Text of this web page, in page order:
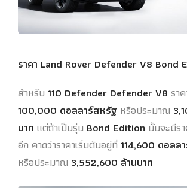
ราคา Land Rover Defender V8 Bond
สำหรับ 110 Defender Defender V8 รา
100,000 ดอลลาร์สหรัฐ หรือประมาณ
บาท แต่ถ้าเป็นรุ่น Bond Edition นั้นจะมีร
อีก คาดว่าราคาเริ่มต้นอยู่ที่ 114,600 ดอลล
หรือประมาณ 3,552,600 ล้านบาท